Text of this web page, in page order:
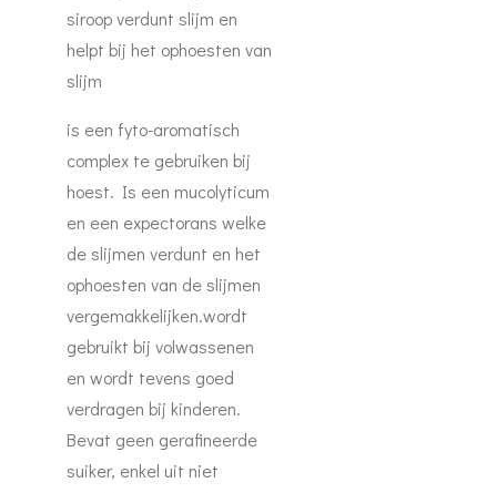
siroop verdunt slijm en
helpt bij het ophoesten van
slijm
is een fyto-aromatisch
complex te gebruiken bij
hoest. Is een mucolyticum
en een expectorans welke
de slijmen verdunt en het
ophoesten van de slijmen
vergemakkelijken.wordt
gebruikt bij volwassenen
en wordt tevens goed
verdragen bij kinderen.
Bevat geen gerafineerde
suiker, enkel uit niet